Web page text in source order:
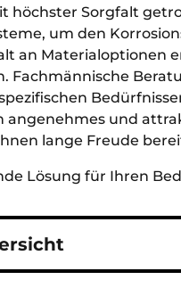
höchster Sorgfalt
um den
an Materialoptionen
Fachmännische
angenehmes und
lange Freude
Lösung für Ihren